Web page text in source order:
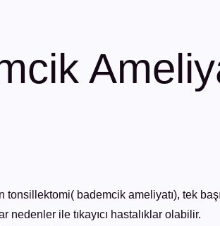
bademcik ameliyatı), tek
nedenler ile tıkayıcı hastalıklar olabilir.